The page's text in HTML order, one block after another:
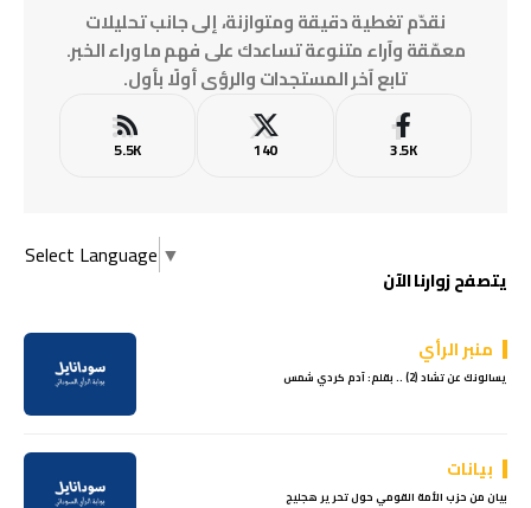
نقدّم تغطية دقيقة ومتوازنة، إلى جانب تحليلات
معمّقة وآراء متنوعة تساعدك على فهم ما وراء الخبر.
تابع آخر المستجدات والرؤى أولًا بأول.
3.5K
140
5.5K
Select Language ▼
يتصفح زوارنا الآن
منبر الرأي
يسالونك عن تشاد (2) .. بقلم: آدم كردي شمس
بيانات
بيان من حزب الأمة القومي حول تحرير هجليج